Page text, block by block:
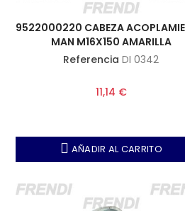
9522000220 CABEZA
MAN M16X150 AMARILLA
Referencia DI 0342
11,14 €
AÑADIR AL CARRITO